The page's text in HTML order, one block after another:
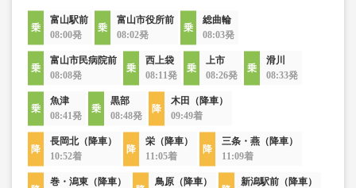
富山駅前
08:00発
富山市役所前
08:02発
総曲輪
08:03発
富山市民病院前
08:08発
西上袋
08:11発
上市
08:26発
滑川
08:33発
魚津
08:41発
黒部
08:48発
木田（降車）
09:49着
長岡北（降車）
10:52着
栄（降車）
11:05着
三条・燕（降車）
11:09着
巻・潟東（降車）
鳥原（降車）
新潟駅前（降車）